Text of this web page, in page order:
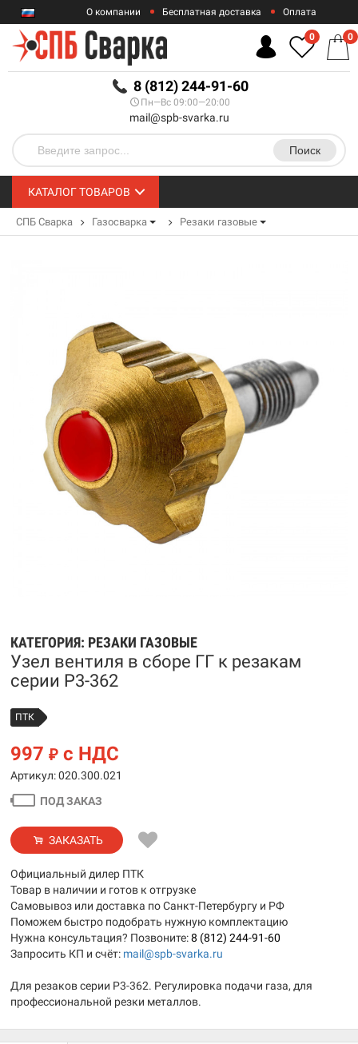
RUB
О компании Бесплатная доставка Оплата
Гарантии
8 (812) 244-91-60
Пн—Вс 09:00—20:00
mail@spb-svarka.ru
Поиск
0 0
КАТАЛОГ ТОВАРОВ
СПБ Сварка Газосварка Резаки газовые
КАТЕГОРИЯ: РЕЗАКИ ГАЗОВЫЕ
Узел вентиля в сборе ГГ к резакам
серии Р3-362
ПТК
997 ₽ с НДС
Артикул: 020.300.021
ПОД ЗАКАЗ
ЗАКАЗАТЬ
Официальный дилер ПТК
Товар в наличии и готов к отгрузке
Самовывоз или доставка по Санкт-Петербургу и РФ
Поможем быстро подобрать нужную комплектацию
Нужна консультация? Позвоните:8 (812) 244-91-60
Запросить КП и счёт: mail@spb-svarka.ru
Для резаков серии Р3-362. Регулировка подачи газа, для
профессиональной резки металлов.